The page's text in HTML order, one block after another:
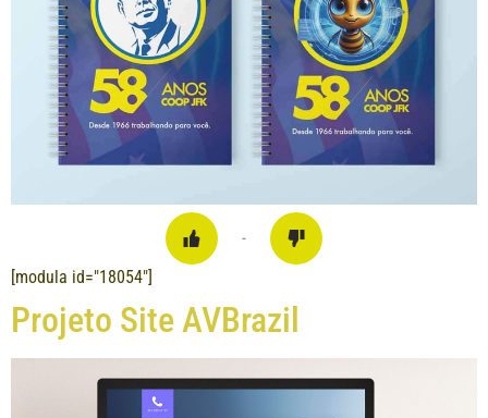
-
[modula id="18054"]
Projeto Site AVBrazil